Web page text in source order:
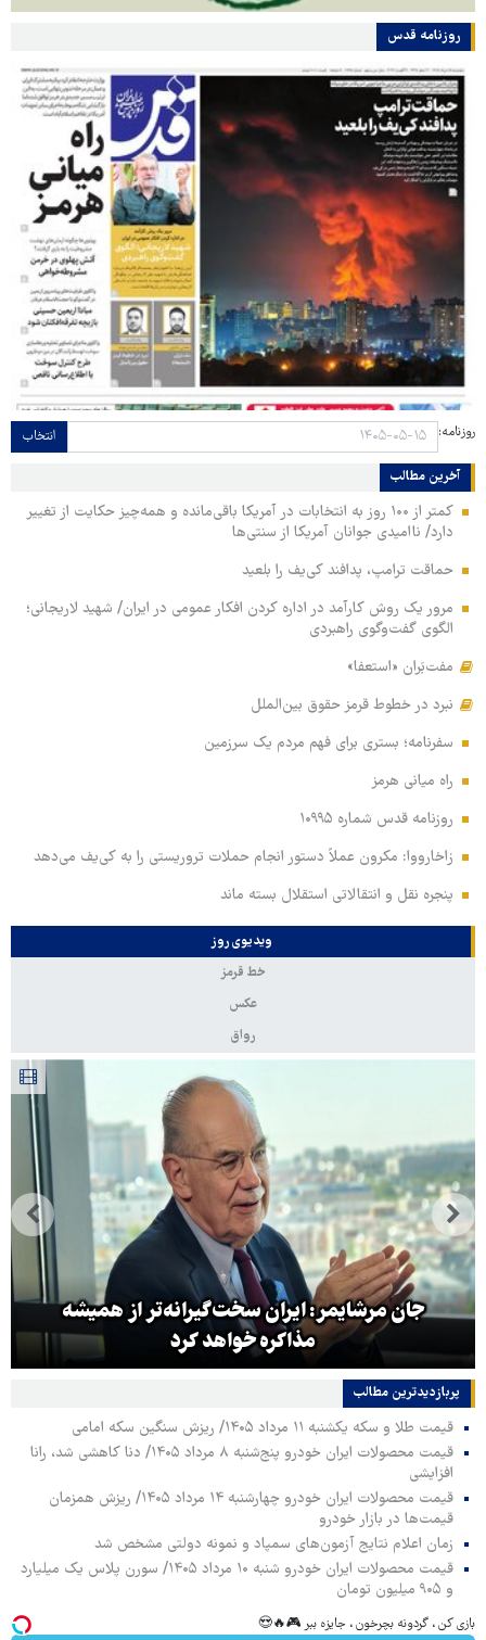
روزنامه قدس
روزنامه: انتخاب
آخرین مطالب
کمتر از ۱۰۰ روز به انتخابات در آمریکا باقی‌مانده و همه‌چیز حکایت از تغییر
دارد/ ناامیدی جوانان آمریکا از سنتی‌ها
حماقت ترامپ، پدافند کی‌یف را بلعید
مرور یک روش کارآمد در اداره کردن افکار عمومی در ایران/ شهید لاریجانی؛
الگوی گفت‌وگوی راهبردی
مفت‌بَران «استعفا»
نبرد در خطوط قرمز حقوق بین‌الملل
سفرنامه؛ بستری برای فهم مردم یک سرزمین
راه میانی هرمز
روزنامه قدس شماره ۱۰۹۹۵
زاخارووا: مکرون عملاً دستور انجام حملات تروریستی را به کی‌یف می‌دهد
پنجره‌ نقل و انتقالاتی استقلال بسته ماند
ویدیوی روز
خط قرمز
عکس
رواق
جان مرشایمر: ایران سخت‌گیرانه‌تر از همیشه
مذاکره خواهد کرد
پربازدیدترین‌ مطالب
قیمت طلا و سکه یکشنبه ۱۱ مرداد ۱۴۰۵/ ریزش سنگین سکه امامی
قیمت محصولات ایران خودرو پنج‌شنبه ۸ مرداد ۱۴۰۵/ دنا کاهشی شد، رانا
افزایشی
قیمت محصولات ایران خودرو چهارشنبه ۱۴ مرداد ۱۴۰۵/ ریزش همزمان
قیمت‌ها در بازار خودرو
زمان اعلام نتایج آزمون‌های سمپاد و نمونه دولتی مشخص شد
قیمت محصولات ایران خودرو شنبه ۱۰ مرداد ۱۴۰۵/ سورن پلاس یک میلیارد
و ۹۰۵ میلیون تومان
بازی کن ، گردونه بچرخون ، جایزه ببر 🎮🔥😍